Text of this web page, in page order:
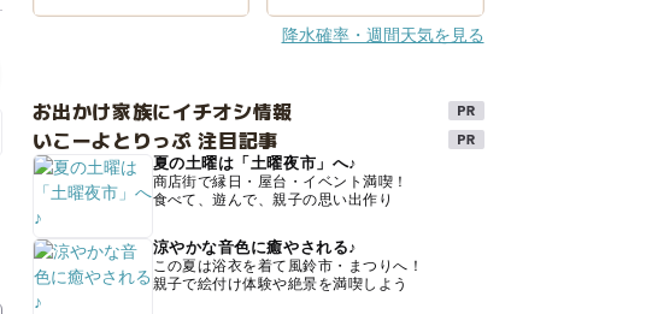
降水確率・週間天気を見る
お出かけ家族にイチオシ情報
いこーよとりっぷ 注目記事
夏の土曜は「土曜夜市」へ♪
商店街で縁日・屋台・イベント満喫！
食べて、遊んで、親子の思い出作り
涼やかな音色に癒やされる♪
この夏は浴衣を着て風鈴市・まつりへ！
親子で絵付け体験や絶景を満喫しよう